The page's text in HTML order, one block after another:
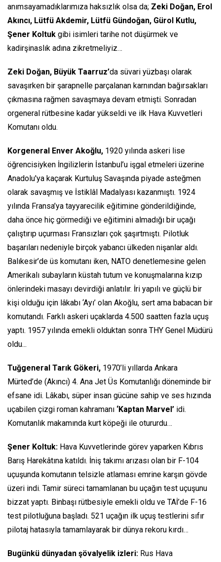
anımsayamadıklarımıza haksızlık olsa da; Zeki Doğan, Erol
Akıncı, Lütfü Akdemir, Lütfü Gündoğan, Gürol Kutlu,
Şener Koltuk gibi isimleri tarihe not düşürmek ve
kadirşinaslık adına zikretmeliyiz…
Zeki Doğan, Büyük Taarruz’da süvari yüzbaşı olarak
savaşırken bir şarapnelle parçalanan karnından bağırsakları
çıkmasına rağmen savaşmaya devam etmişti. Sonradan
orgeneral rütbesine kadar yükseldi ve ilk Hava Kuvvetleri
Komutanı oldu.
Korgeneral Enver Akoğlu, 1920 yılında askeri lise
öğrencisiyken İngilizlerin İstanbul’u işgal etmeleri üzerine
Anadolu'ya kaçarak Kurtuluş Savaşında piyade asteğmen
olarak savaşmış ve İstiklâl Madalyası kazanmıştı. 1924
yılında Fransa’ya tayyarecilik eğitimine gönderildiğinde,
daha önce hiç görmediği ve eğitimini almadığı bir uçağı
çalıştırıp uçurması Fransızları çok şaşırtmıştı. Pilotluk
başarıları nedeniyle birçok yabancı ülkeden nişanlar aldı.
Balıkesir’de üs komutanı iken, NATO denetlemesine gelen
Amerikalı subayların küstah tutum ve konuşmalarına kızıp
önlerindeki masayı devirdiği anlatılır. İri yapılı ve güçlü bir
kişi olduğu için lâkabı ‘Ayı’ olan Akoğlu, sert ama babacan bir
komutandı. Farklı askeri uçaklarda 4.500 saatten fazla uçuş
yaptı. 1957 yılında emekli olduktan sonra THY Genel Müdürü
oldu...
Tuğgeneral Tarık Gökeri, 1970’li yıllarda Ankara
Mürted’de (Akıncı) 4. Ana Jet Üs Komutanlığı döneminde bir
efsane idi. Lâkabı, süper insan gücüne sahip ve ses hızında
uçabilen çizgi roman kahramanı ‘Kaptan Marvel’ idi.
Komutanlık makamında kurt köpeği ile otururdu…
Şener Koltuk: Hava Kuvvetlerinde görev yaparken Kıbrıs
Barış Harekâtına katıldı. İniş takımı arızası olan bir F-104
uçuşunda komutanın telsizle atlaması emrine karşın gövde
üzeri indi. Tamir süreci tamamlanan bu uçağın test uçuşunu
bizzat yaptı. Binbaşı rütbesiyle emekli oldu ve TAİ’de F-16
test pilotluğuna başladı. 521 uçağın ilk uçuş testlerini sıfır
pilotaj hatasıyla tamamlayarak bir dünya rekoru kırdı…
Bugünkü dünyadan şövalyelik izleri: Rus Hava